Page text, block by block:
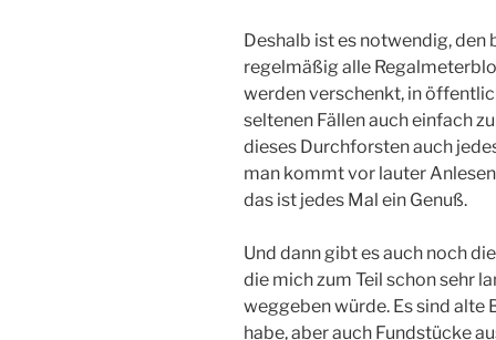
Deshalb ist es notwendig, den
regelmäßig alle
werden verschenkt, in
seltenen Fällen auch einfach
dieses Durchforsten auch
man kommt vor lauter
das ist jedes Mal ein Genuß.
Und dann gibt es auch noch
die mich zum Teil schon sehr
weggeben würde. Es sind alte
habe, aber auch Fundstücke